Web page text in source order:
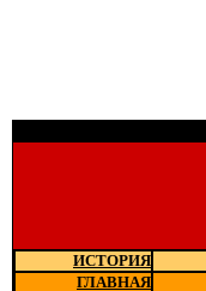
ИСТОРИЯ
ГЛАВНАЯ